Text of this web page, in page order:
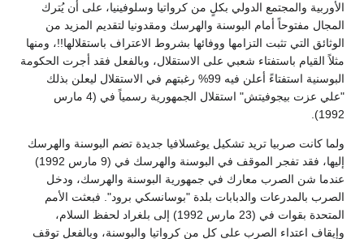
الأوربية والمجتمع الدولي بكلٍ من كرواتيا وسلوفينيا، على أن يُترك
المجال مفتوحاً أمام البوسنة والهرسك ومقدونيا لتقديم المزيد من
الوثائق التي تثبت التزامها ووفائها بشروط الاعتراف باستقلالها!!، ومنها
مثلاً القيام باستفتاء شعبي على الاستقلال، وبالفعل فقد أجرت الحكومة
البوسنية استفتاءً أعلن فيه 99% رغبتهم في الاستقلال ليعلن بذلك
"علي عزت بيجوفيتش" استقلال الجمهورية رسمياً في (4 مارس
1992).
ولما كانت صربيا تريد تشكيل يوغسلافيا جديدة تضم البوسنة والهرسك
إليها، فقد تفجر الموقف في البوسنة والهرسك في (9 مارس 1992)
عندما شن الصرب معارك في جمهورية البوسنة والهرسك، ودخل
الصرب بالمدرعات والدبابات بلدة "بوسانسكي برود". فبعثت الأمم
المتحدة بقوات في (23 مارس 1992) إلى بلغراد لحفظ السلام،
وإيقاف اعتداء الصرب على كلٍ من كرواتيا والبوسنة، وبالفعل توقف